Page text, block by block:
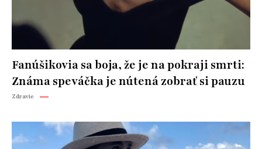
Fanúšikovia sa boja, že je na pokraji smrti:
Známa speváčka je nútená zobrať si pauzu
Zdravie